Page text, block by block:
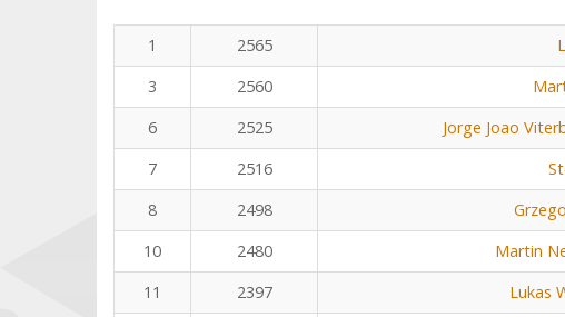
1 2565
3
2560
6
2525 Jorge Joao
7
2516
8
2498
10
2480 Martin
11
2397 Lukas